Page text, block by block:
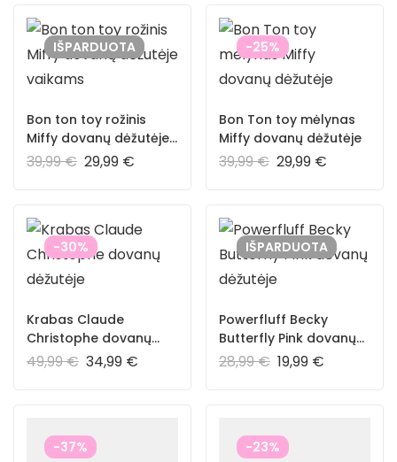
IŠPARDUOTA
Bon ton toy rožinis
Miffy dovanų dėžutėje
vaikams
39,99€ 29,99 €
-25%
Bon Ton toy mėlynas
Miffy dovanų dėžutėje
39,99€ 29,99 €
-30%
Krabas Claude
Christophe dovanų
dėžutėje
49,99€ 34,99 €
IŠPARDUOTA
Powerfluff Becky
Butterfly Pink dovanų
dėžutėje
28,99€ 19,99 €
-37% -23%